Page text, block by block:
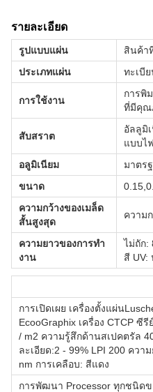
รายละเอียด
รูปแบบแผ่น
สินค้า
ประเภทแผ่น
ทะเบี
การใช้งาน
การพิ
ที่มีคุณ
สับสราต
อัลลูมิ
แบบไ
อลูมิเนียม
มาตร
ขนาด
ความกว้างของเมล็ด
สั้นสูงสุด
ความ
ความยาวของการทํา
งาน
ไม่ถัก:
สี UV:
การเปิดเผย เครื่องตั้งแผ่น
EcooGraphix เครื่อง CTCP ซี
/ m2 ความรู้สึกด้านสเปคตรัล
ละเอียด:2 - 99% LPI 200 คว
nm การเคลือบ: สีแดง
การพัฒนา Processor ทุกชนิด